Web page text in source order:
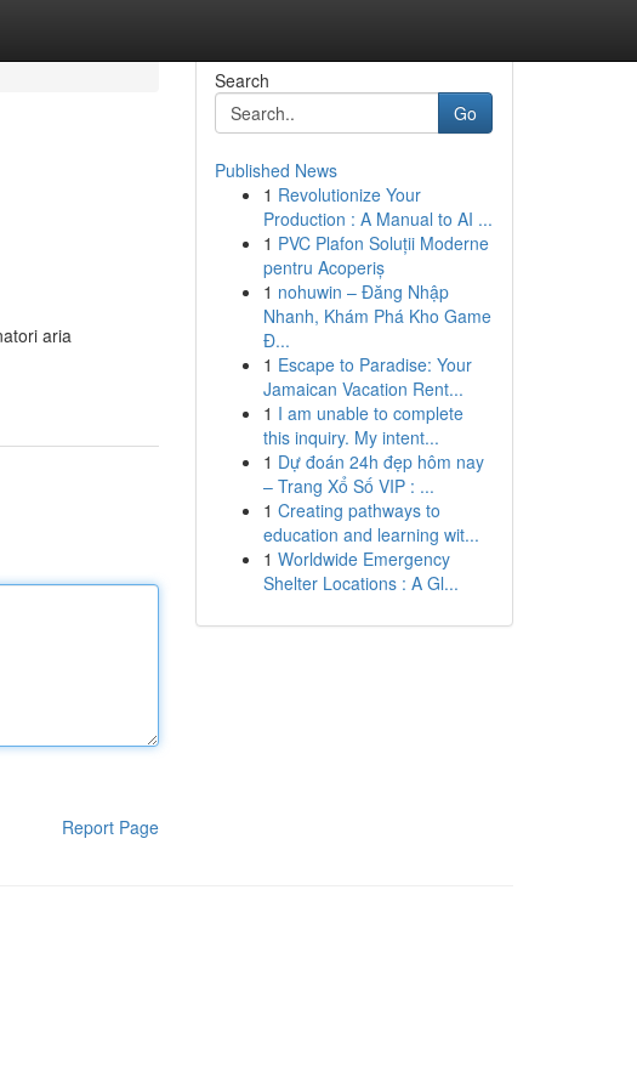
aria
Report Page
Search
Go
Published News
1 Revolutionize Your
Production : A Manual to AI ...
1 PVC Plafon Soluții Moderne
pentru Acoperiș
1 nohuwin – Đăng Nhập
Nhanh, Khám Phá Kho Game
Đ...
1 Escape to Paradise: Your
Jamaican Vacation Rent...
1 I am unable to complete
this inquiry. My intent...
1 Dự đoán 24h đẹp hôm nay
– Trang Xổ Số VIP : ...
1 Creating pathways to
education and learning wit...
1 Worldwide Emergency
Shelter Locations : A Gl...